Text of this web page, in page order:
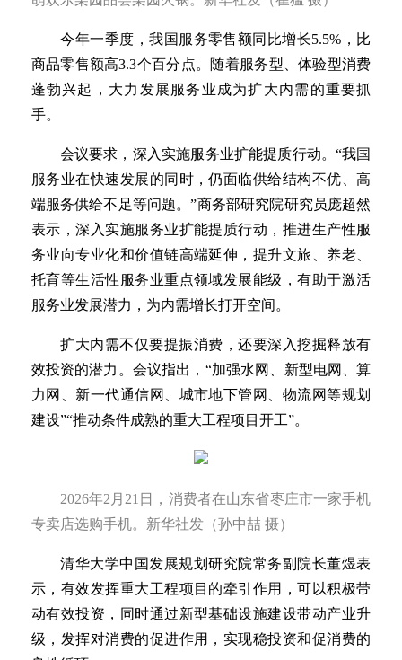
今年一季度，我国服务零售额同比增长5.5%，比
商品零售额高3.3个百分点。随着服务型、体验型消费
蓬勃兴起，大力发展服务业成为扩大内需的重要抓
手。
会议要求，深入实施服务业扩能提质行动。“我国
服务业在快速发展的同时，仍面临供给结构不优、高
端服务供给不足等问题。”商务部研究院研究员庞超然
表示，深入实施服务业扩能提质行动，推进生产性服
务业向专业化和价值链高端延伸，提升文旅、养老、
托育等生活性服务业重点领域发展能级，有助于激活
服务业发展潜力，为内需增长打开空间。
扩大内需不仅要提振消费，还要深入挖掘释放有
效投资的潜力。会议指出，“加强水网、新型电网、算
力网、新一代通信网、城市地下管网、物流网等规划
建设”“推动条件成熟的重大工程项目开工”。
2026年2月21日，消费者在山东省枣庄市一家手机
专卖店选购手机。新华社发（孙中喆 摄）
清华大学中国发展规划研究院常务副院长董煜表
示，有效发挥重大工程项目的牵引作用，可以积极带
动有效投资，同时通过新型基础设施建设带动产业升
级，发挥对消费的促进作用，实现稳投资和促消费的